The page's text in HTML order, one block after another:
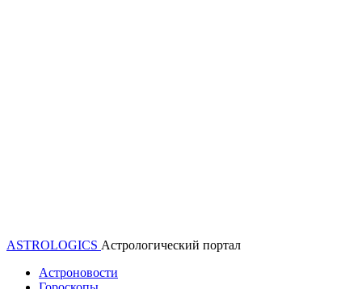
ASTROLOGICS Астрологический портал
Астроновости